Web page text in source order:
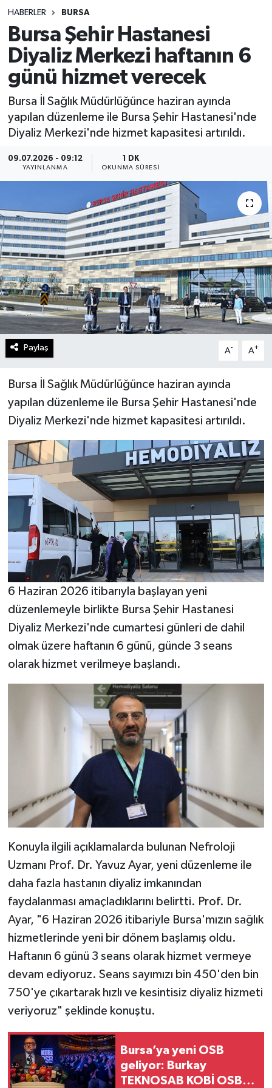
HABERLER BURSA
Bursa Şehir Hastanesi
Diyaliz Merkezi haftanın 6
günü hizmet verecek
Bursa İl Sağlık Müdürlüğünce haziran ayında
yapılan düzenleme ile Bursa Şehir Hastanesi'nde
Diyaliz Merkezi'nde hizmet kapasitesi artırıldı.
09.07.2026 - 09:12
YAYINLANMA
1 DK
OKUNMA SÜRESI
Paylaş A- A+
Bursa İl Sağlık Müdürlüğünce haziran ayında
yapılan düzenleme ile Bursa Şehir Hastanesi'nde
Diyaliz Merkezi'nde hizmet kapasitesi artırıldı.
6 Haziran 2026 itibarıyla başlayan yeni
düzenlemeyle birlikte Bursa Şehir Hastanesi
Diyaliz Merkezi'nde cumartesi günleri de dahil
olmak üzere haftanın 6 günü, günde 3 seans
olarak hizmet verilmeye başlandı.
Konuyla ilgili açıklamalarda bulunan Nefroloji
Uzmanı Prof. Dr. Yavuz Ayar, yeni düzenleme ile
daha fazla hastanın diyaliz imkanından
faydalanması amaçladıklarını belirtti. Prof. Dr.
Ayar, "6 Haziran 2026 itibariyle Bursa'mızın sağlık
hizmetlerinde yeni bir dönem başlamış oldu.
Haftanın 6 günü 3 seans olarak hizmet vermeye
devam ediyoruz. Seans sayımızı bin 450'den bin
750'ye çıkartarak hızlı ve kesintisiz diyaliz hizmeti
veriyoruz" şeklinde konuştu.
Bursa’ya yeni OSB
geliyor: Burkay
TEKNOSAB KOBİ OSB’yi
Spor
Teknoloji
Yaşam